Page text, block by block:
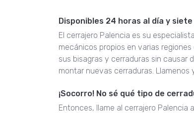
Disponibles 24 horas al día y
El cerrajero Palencia es su
mecánicos propios en varias
sus bisagras y cerraduras sin causar
montar nuevas cerraduras. Llamenos
¡Socorro! No sé qué tipo de
Entonces, llame al cerrajero Palencia